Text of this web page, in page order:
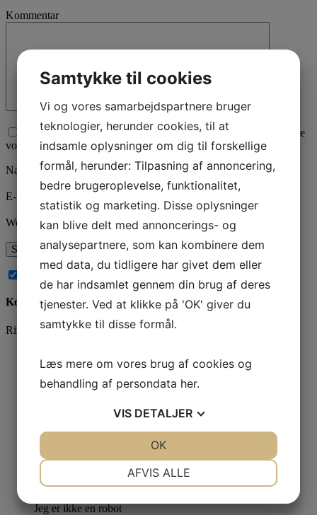
Kommentar
Afkryds for samtykke til, at vi behandler den data du sender. Se
vores
privatlivspolitikher.
Navn
E-mail
Websted
Abonnér på nye kommentarer til dette indlæg
Kontakt os
Ring og få en snak på 78 76 10 30eller brug kontaktformularen
Name
Dette felt er til validering og bør ikke ændres.
Jeg er ikke en robot
Samtykke til cookies
Vi og vores samarbejdspartnere bruger
teknologier, herunder cookies, til at
indsamle oplysninger om dig til forskellige
formål, herunder: Tilpasning af annoncering,
bedre brugeroplevelse, funktionalitet,
statistik og marketing. Disse oplysninger
kan blive delt med annoncerings- og
analysepartnere, som kan kombinere dem
med data, du tidligere har givet dem eller
de har indsamlet gennem din brug af deres
tjenester. Ved at klikke på 'OK' giver du
samtykke til disse formål.
Læs mere om vores brug af cookies og
behandling af persondata her.
VIS DETALJER
AFVIS ALLE
OK